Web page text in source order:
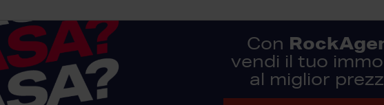
Con
vendi il tuo
al miglior